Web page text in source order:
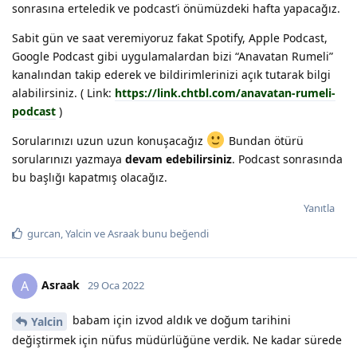
sonrasına erteledik ve podcast’i önümüzdeki hafta yapacağız.
Sabit gün ve saat veremiyoruz fakat Spotify, Apple Podcast,
Google Podcast gibi uygulamalardan bizi “Anavatan Rumeli”
kanalından takip ederek ve bildirimlerinizi açık tutarak bilgi
alabilirsiniz. ( Link: https://link.chtbl.com/anavatan-rumeli-
podcast )
Sorularınızı uzun uzun konuşacağız
Bundan ötürü
sorularınızı yazmaya devam edebilirsiniz. Podcast sonrasında
bu başlığı kapatmış olacağız.
Yanıtla
gurcan,Yalcin veAsraak bunu beğendi
A Asraak 29 Oca 2022
Yalcin
babam için izvod aldık ve doğum tarihini
değiştirmek için nüfus müdürlüğüne verdik. Ne kadar sürede